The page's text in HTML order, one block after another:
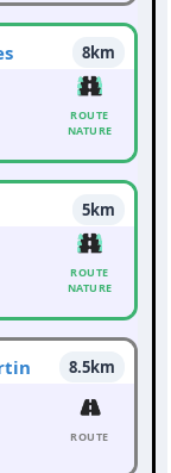
8km
ROUTE
NATURE
5km
ROUTE
NATURE
8.5km
ROUTE